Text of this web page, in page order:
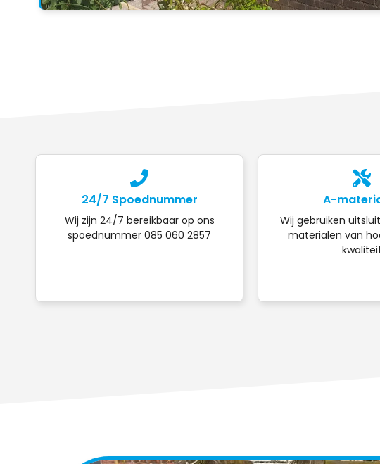
24/7 Spoednummer
Wij zijn 24/7 bereikbaar op ons
spoednummer 085 060 2857
A-
Wij gebruiken
materialen van